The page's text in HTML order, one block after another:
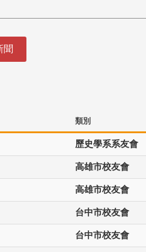
聞
類別
歷史學系系友會
高雄市校友會
高雄市校友會
台中市校友會
台中市校友會